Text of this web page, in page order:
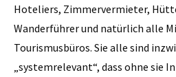
Hoteliers, Zimmervermieter,
Wanderführer und natürlich alle
Tourismusbüros. Sie alle sind
„systemrelevant“, dass ohne sie